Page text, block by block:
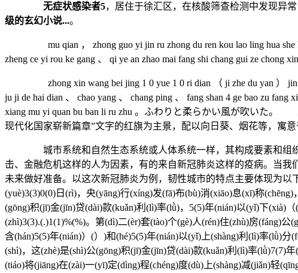
无症状感染者5，居住于徐汇区，在核酸筛查检测中发现异
级的玄幻小说...。
mu qian ， zhong guo yi jin ru zhong du ren kou lao ling hua she hui
zheng ce yi rou ke gang 、 qi ye an zhao mai fang shi chang gui ze chong
zhong xin wang bei jing 1 0 yue 1 0 ri dian （ ji zhe du yan ） jin
ju ji de hai dian 、 chao yang 、 chang ping 、 fang shan 4 ge bao zu
xiang mu yi quan bu ban li ru zhu 。ふわりと柔らかい風が吹いた
现代化国家崭新篇章”文字的红旗为主景，配以向日葵、烟花等，寓
城市系统和自然生态系统或人体系统一样，其构成要素和组织
击、金融危机这样的人为因素，有的来自新冠肺炎这样的疫病。当
未来做好准备。以这次新冠肺炎为例，韧性城市的特点主要体现为
(yuè)3(3)0(0)日(rì)，央(yāng)行(xíng)发(fā)布(bù)消(xiāo)息(xī)称
(gōng)积(jī)金(jīn)贷(dài)款(kuǎn)利(lì)率(lǜ)，5(5)年(nián)以(yǐ)下(xià)
(zhì)3(3).(.)1(1)%(%)。第(dì)二(èr)套(tào)个(gè)人(rén)住(zhù)房(fáng)
含(hán)5(5)年(nián)）(）)和(hé)5(5)年(nián)以(yǐ)上(shàng)利(lì)率(lǜ)
(shì)，这(zhè)是(shì)公(gōng)积(jī)金(jīn)贷(dài)款(kuǎn)利(lì)率(lǜ)7(7)
(tiáo)将(jiāng)在(zài)一(yī)定(dìng)程(chéng)度(dù)上(shàng)减(jiǎn)轻